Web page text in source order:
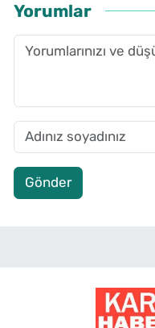
Yorumlar
Gönder